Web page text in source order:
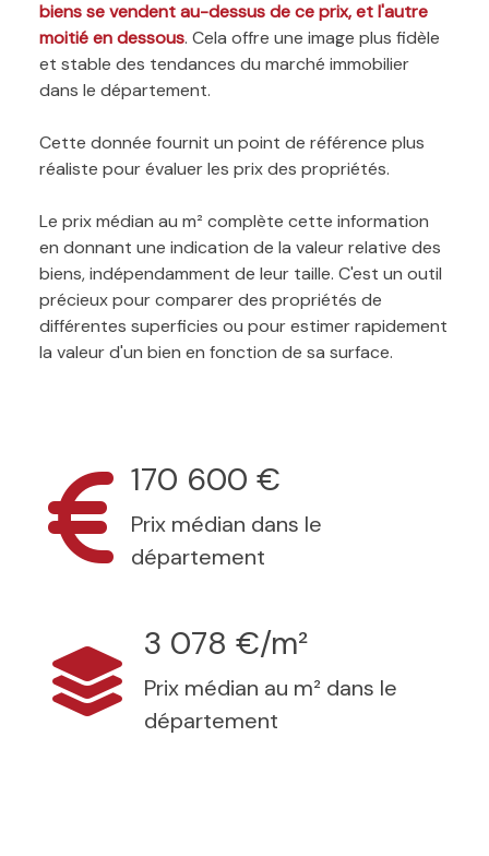
biens se vendent au-dessus de ce prix, et l'autre
moitié en dessous. Cela offre une image plus fidèle
et stable des tendances du marché immobilier
dans le département.
Cette donnée fournit un point de référence plus
réaliste pour évaluer les prix des propriétés.
Le prix médian au m² complète cette information
en donnant une indication de la valeur relative des
biens, indépendamment de leur taille. C'est un outil
précieux pour comparer des propriétés de
différentes superficies ou pour estimer rapidement
la valeur d'un bien en fonction de sa surface.
170 600 €
Prix médian dans le
département
3 078 €/m²
Prix médian au m² dans le
département